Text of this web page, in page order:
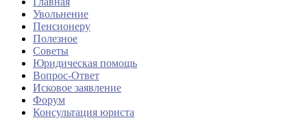
Увольнение
Пенсионеру
Полезное
Советы
Юридическая помощь
Вопрос-Ответ
Исковое заявление
Форум
Консультация юриста